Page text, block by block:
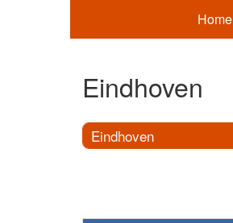
Home
Eindhoven
Eindhoven